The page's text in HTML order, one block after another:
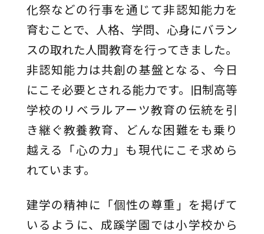
化祭などの行事を通じて非認知能力を
育むことで、人格、学問、心身にバラン
スの取れた人間教育を行ってきました。
非認知能力は共創の基盤となる、今日
にこそ必要とされる能力です。旧制高等
学校のリベラルアーツ教育の伝統を引
き継ぐ教養教育、どんな困難をも乗り
越える「心の力」も現代にこそ求めら
れています。
建学の精神に「個性の尊重」を掲げて
いるように、成蹊学園では小学校から